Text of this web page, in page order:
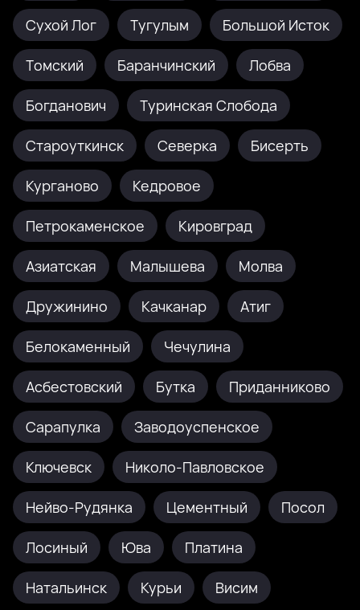
Сухой Лог Тугулым Большой Исток
Томский Баранчинский Лобва
Богданович Туринская Слобода
Староуткинск Северка Бисерть
Курганово Кедровое
Петрокаменское Кировград
Азиатская Малышева Молва
Дружинино Качканар Атиг
Белокаменный Чечулина
Асбестовский Бутка Приданниково
Сарапулка Заводоуспенское
Ключевск Николо-Павловское
Нейво-Рудянка Цементный Посол
Лосиный Юва Платина
Натальинск Курьи Висим